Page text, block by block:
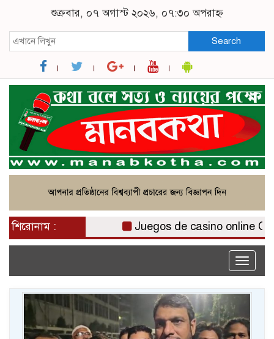
শুক্রবার, ০৭ অগাস্ট ২০২৬, ০৭:৩০ অপরাহ্ন
Search
শিরোনাম : Juegos de casino online
Toggle